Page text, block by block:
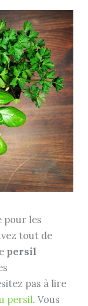
pour les
tout de
persil
pas à lire
persil. Vous